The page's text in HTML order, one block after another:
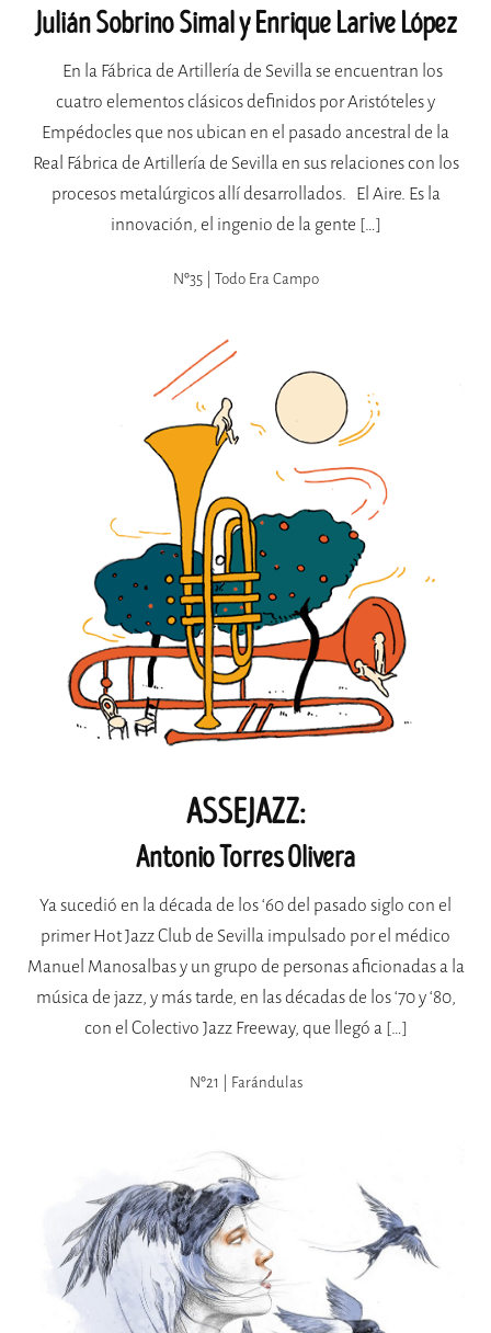
Julián Sobrino Simal y Enrique Larive López
En la Fábrica de Artillería de Sevilla se encuentran los
cuatro elementos clásicos definidos por Aristóteles y
Empédocles que nos ubican en el pasado ancestral de la
Real Fábrica de Artillería de Sevilla en sus relaciones con los
procesos metalúrgicos allí desarrollados. El Aire. Es la
innovación, el ingenio de la gente […]
Nº35 | Todo Era Campo
ASSEJAZZ:
Antonio Torres Olivera
Ya sucedió en la década de los ‘60 del pasado siglo con el
primer Hot Jazz Club de Sevilla impulsado por el médico
Manuel Manosalbas y un grupo de personas aficionadas a la
música de jazz, y más tarde, en las décadas de los ‘70 y ‘80,
con el Colectivo Jazz Freeway, que llegó a […]
Nº21 | Farándulas